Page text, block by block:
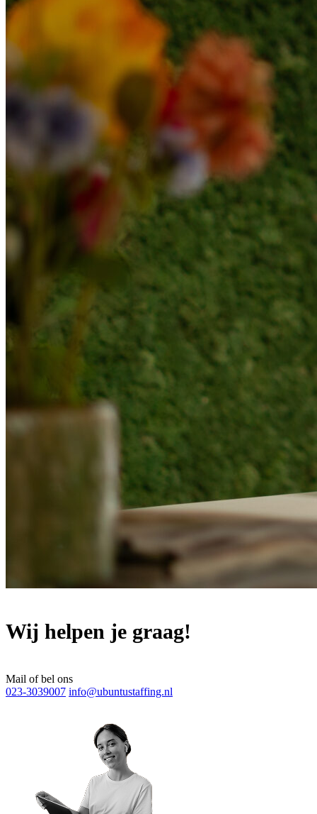
Wij helpen je graag!
Mail of bel ons
023-3039007 info@ubuntustaffing.nl